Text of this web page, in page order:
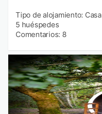
Tipo de alojamiento: Casa
5 huéspedes
Comentarios: 8